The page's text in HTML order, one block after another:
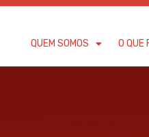
QUEM SOMOS O QUE